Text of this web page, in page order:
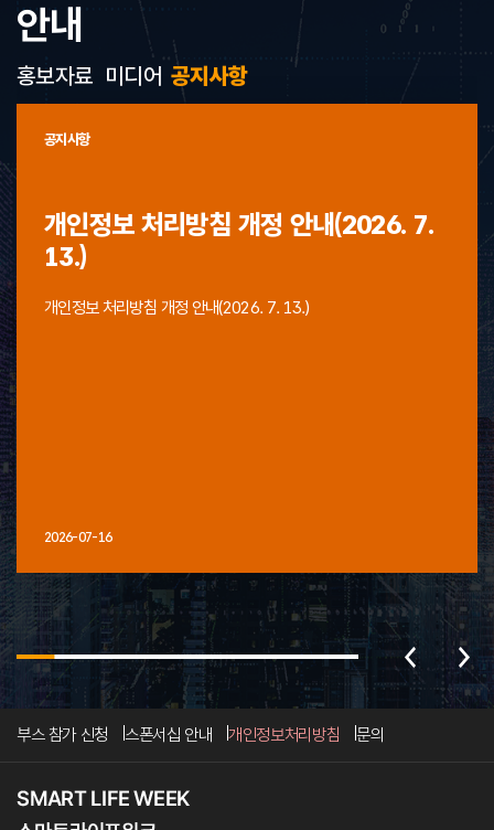
안내
공지사항
공지사항
개인정보 처리방침 개정 안내(2026. 7.
13.)
개인정보 처리방침 개정 안내(2026. 7. 13.)
2026-07-16
홍보자료 미디어
부스 참가 신청 스폰서십 안내 개인정보처리방침 문의